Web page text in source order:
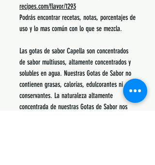
recipes.com/flavor/1293
Podrás encontrar recetas, notas, porcentajes de
uso y lo mas común con lo que se mezcla.
Las gotas de sabor Capella son concentrados
de sabor multiusos, altamente concentrados y
solubles en agua. Nuestras Gotas de Sabor no
contienen grasas, calorías, edulcorantes ni
conservantes. La naturaleza altamente
concentrada de nuestras Gotas de Sabor nos